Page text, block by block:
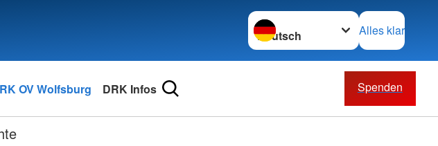
Sprache wechseln zu
Alles klar
OV Wolfsburg DRK Infos Spenden